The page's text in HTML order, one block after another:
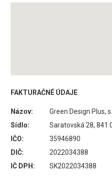
FAKTURAČNÉ ÚDAJE
Názov:
Green Design Plus,
Sídlo:
Saratovská 28, 841
IČO:
35946890
DIČ:
2022034388
IČ DPH:
SK2022034388